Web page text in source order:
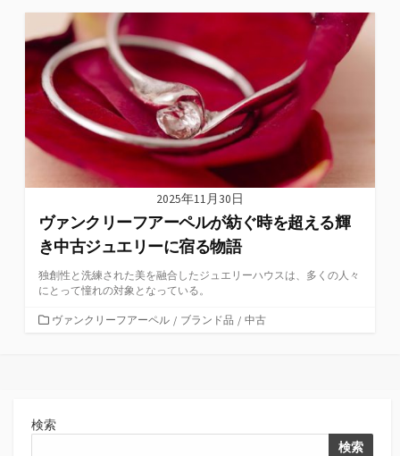
ゴ
リ
ー
2025年11月30日
ヴァンクリーフアーペルが紡ぐ時を超える輝
き中古ジュエリーに宿る物語
独創性と洗練された美を融合したジュエリーハウスは、多くの人々
にとって憧れの対象となっている。
カヴァンクリーフアーペル / ブランド品 / 中古
検索
検索